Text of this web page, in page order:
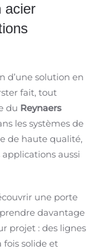
acier
d’une solution en
fait, tout
du Reynaers
les systèmes de
de haute qualité,
aussi
une porte
davantage
projet : des lignes
fois solide et